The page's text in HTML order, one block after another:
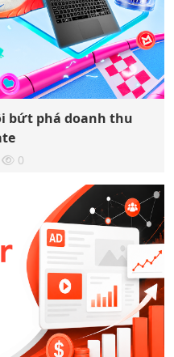
bứt phá doanh thu
0